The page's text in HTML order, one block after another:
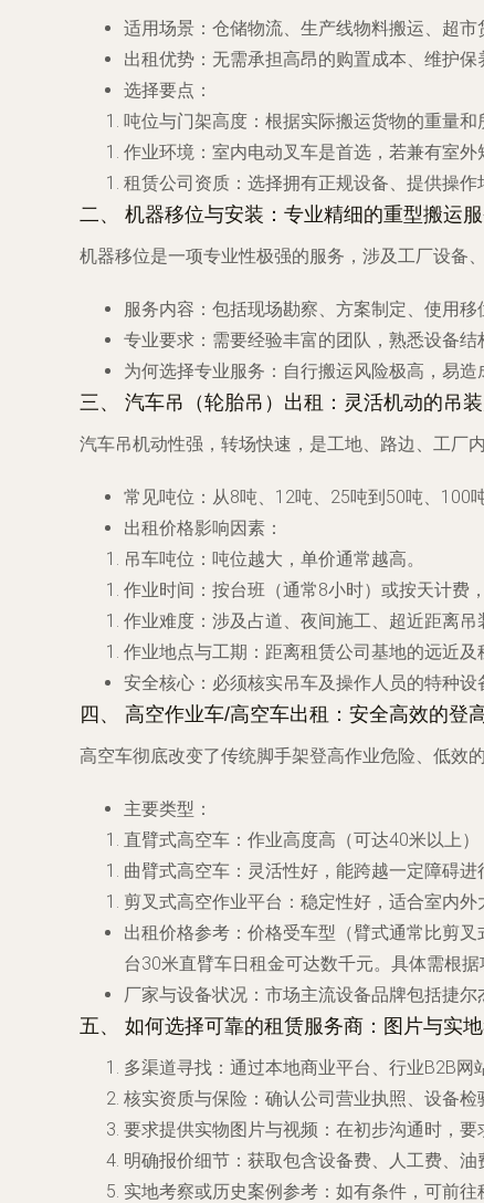
适用场景 ：仓储物流、生产线物料搬运、超市
出租优势 ：无需承担高昂的购置成本、维护
选择要点 ：
吨位与门架高度 ：根据实际搬运货物的重量和
作业环境 ：室内电动叉车是首选，若兼有室
租赁公司资质 ：选择拥有正规设备、提供操
二、 机器移位与安装：专业精细的重型搬运
机器移位是一项专业性极强的服务，涉及工厂设备
服务内容 ：包括现场勘察、方案制定、使用
专业要求 ：需要经验丰富的团队，熟悉设备
为何选择专业服务 ：自行搬运风险极高，易
三、 汽车吊（轮胎吊）出租：灵活机动的吊
汽车吊机动性强，转场快速，是工地、路边、工厂
常见吨位 ：从8吨、12吨、25吨到50吨、100
出租价格影响因素 ：
吊车吨位 ：吨位越大，单价通常越高。
作业时间 ：按台班（通常8小时）或按天计费
作业难度 ：涉及占道、夜间施工、超近距离
作业地点与工期 ：距离租赁公司基地的远近
安全核心 ：必须核实吊车及操作人员的特种
四、 高空作业车/高空车出租：安全高效的登
高空车彻底改变了传统脚手架登高作业危险、低效
主要类型 ：
直臂式高空车 ：作业高度高（可达40米以上）
曲臂式高空车 ：灵活性好，能跨越一定障碍进
剪叉式高空作业平台 ：稳定性好，适合室内
出租价格参考 ：价格受车型（臂式通常比剪
台30米直臂车日租金可达数千元。具体需根据
厂家与设备状况 ：市场主流设备品牌包括捷
五、 如何选择可靠的租赁服务商：图片与实
多渠道寻找 ：通过本地商业平台、行业B2B网
核实资质与保险 ：确认公司营业执照、设备
要求提供实物图片与视频 ：在初步沟通时，
明确报价细节 ：获取包含设备费、人工费、
实地考察或历史案例参考 ：如有条件，可前